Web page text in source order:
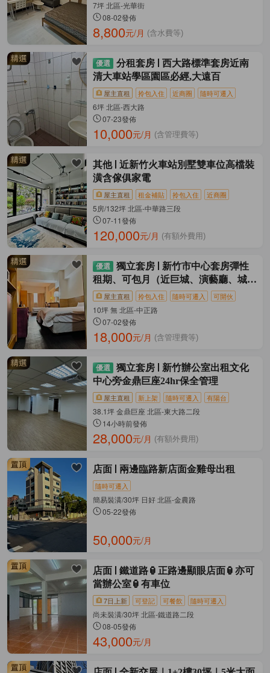
7坪 北區-光華街
08-02發佈
8,800元/月 (含水費等)
分租套房
西大路標準套房近南
清大車站學區園區必經,大遠百
屋主直租 拎包入住 近商圈 隨時可遷入
6坪 北區-西大路
07-23發佈
10,000元/月 (含管理費等)
其他
近新竹火車站別墅雙車位高檔裝
潢含傢俱家電
屋主直租 租金補貼 拎包入住 近商圈
5房/132坪 北區-中華路三段
07-11發佈
120,000元/月 (有額外費用)
獨立套房
新竹市中心套房彈性
租期、可包月（近巨城、演藝廳、城隍
廟）屋主直租 拎包入住 隨時可遷入 可開伙
10坪 無 北區-中正路
07-02發佈
18,000元/月 (含管理費等)
獨立套房
新竹辦公室出租文化
中心旁金鼎巨座24hr保全管理
屋主直租 新上架 隨時可遷入 有陽台
38.1坪 金鼎巨座 北區-東大路二段
14小時前發佈
28,000元/月 (有額外費用)
店面 兩邊臨路新店面金雞母出租
隨時可遷入
簡易裝潢/30坪 日好 北區-金農路
05-22發佈
50,000元/月
店面
鐵道路🏮正路邊顯眼店面🏮亦可
當辦公室🏮有車位
7日上新 可登記 可餐飲 隨時可遷入
尚未裝潢/30坪 北區-鐵道路二段
08-05發佈
43,000元/月